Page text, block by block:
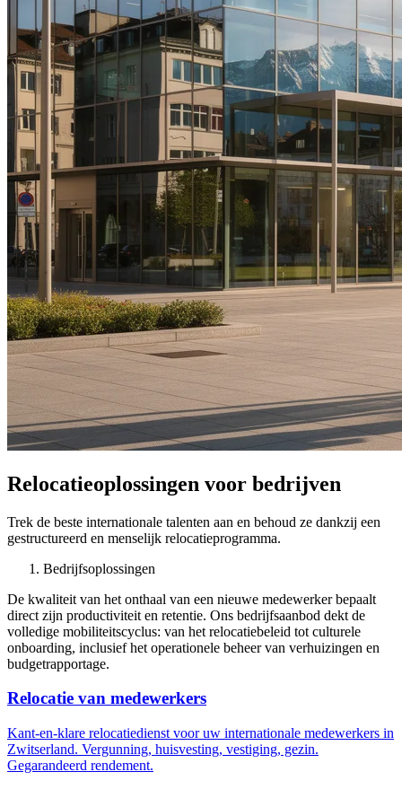
Relocatieoplossingen voor bedrijven
Trek de beste internationale talenten aan en behoud ze dankzij een
gestructureerd en menselijk relocatieprogramma.
Bedrijfsoplossingen
De kwaliteit van het onthaal van een nieuwe medewerker bepaalt
direct zijn productiviteit en retentie. Ons bedrijfsaanbod dekt de
volledige mobiliteitscyclus: van het relocatiebeleid tot culturele
onboarding, inclusief het operationele beheer van verhuizingen en
budgetrapportage.
Relocatie van medewerkers
Kant-en-klare relocatiedienst voor uw internationale medewerkers in
Zwitserland. Vergunning, huisvesting, vestiging, gezin.
Gegarandeerd rendement.